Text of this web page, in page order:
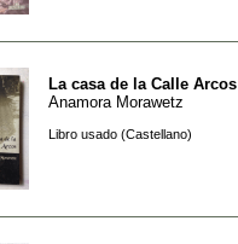
La casa de la Calle Arcos
Anamora Morawetz
Libro usado (Castellano)